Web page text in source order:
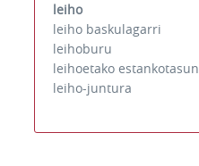
leiho
leiho baskulagarri
leihoburu
leihoetako estankotasun
leiho-juntura